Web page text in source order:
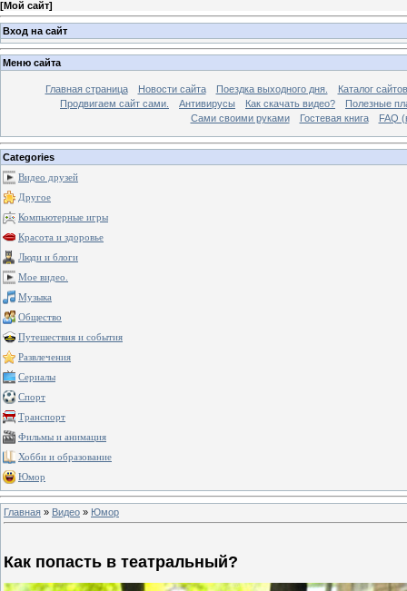
[Мой сайт]
Вход на сайт
Меню сайта
Главная страница Новости сайта Поездка выходного дня.
Каталог сайтов
Продвигаем сайт сами.
Антивирусы Как скачать видео?
Полезные
Сами своими руками
Гостевая книга FAQ
Categories
Видео друзей
Другое
Компьютерные игры
Красота и здоровье
Люди и блоги
Мое видео.
Музыка
Общество
Путешествия и события
Развлечения
Сериалы
Спорт
Транспорт
Фильмы и анимация
Хобби и образование
Юмор
Главная » Видео » Юмор
Как попасть в театральный?